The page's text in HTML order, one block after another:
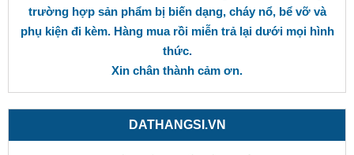
trường hợp sản phẩm bị biến dạng, cháy nổ, bể vỡ và
phụ kiện đi kèm. Hàng mua rồi miễn trả lại dưới mọi hình
thức.
Xin chân thành cảm ơn.
DATHANGSI.VN